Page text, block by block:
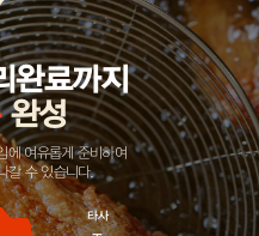
완료까지
완성
에 여유롭게 준비하여
갈 수 있습니다.
타사